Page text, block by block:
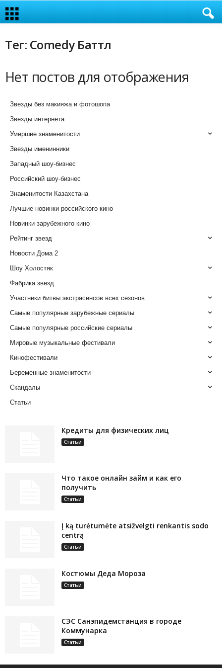
Тег: Comedy Баттл
Нет постов для отображения
Звезды без макияжа и фотошопа
Звезды интернета
Умершие знаменитости
Звезды именинники
Западный шоу-бизнес
Российский шоу-бизнес
Знаменитости Казахстана
Лучшие новинки российского кино
Новинки зарубежного кино
Рейтинг звезд
Новости Дома 2
Шоу Холостяк
Фабрика звезд
Участники битвы экстрасенсов всех сезонов
Самые популярные зарубежные сериалы
Самые популярные российские сериалы
Мировые музыкальные фестивали
Кинофестивали
Беременные знаменитости
Скандалы
Статьи
Кредиты для физических лиц
Статьи
Что такое онлайн займ и как его
получить
Статьи
Į ką turėtumėte atsižvelgti renkantis sodo
centrą
Статьи
Костюмы Деда Мороза
Статьи
СЭС Санэпидемстанция в городе
Коммунарка
Статьи